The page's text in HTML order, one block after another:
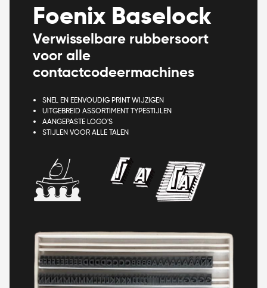
Foenix Baselock
Verwisselbare rubbersoort
voor alle
contactcodeermachines
SNEL EN EENVOUDIG PRINT WIJZIGEN
UITGEBREID ASSORTIMENT TYPESTIJLEN
AANGEPASTE LOGO'S
STIJLEN VOOR ALLE TALEN